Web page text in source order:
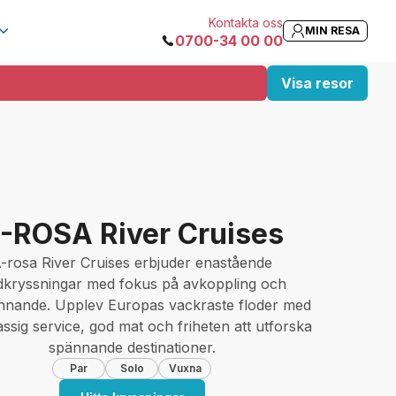
Kontakta oss
0700-34 00 00
MIN RESA
Visa resor
ROSA River Cruises
rosa River Cruises erbjuder enastående
med fokus på avkoppling och
Upplev Europas vackraste floder med
service, god mat och friheten att utforska
spännande destinationer.
Par Solo Vuxna